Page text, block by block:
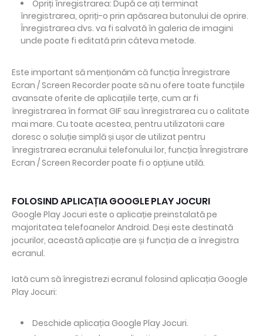
Opriți înregistrarea: După ce ați terminat
înregistrarea, opriți-o prin apăsarea butonului de oprire.
Înregistrarea dvs. va fi salvată în galeria de imagini
unde poate fi editată prin câteva metode.
Este important să menționăm că funcția Înregistrare
Ecran / Screen Recorder poate să nu ofere toate funcțiile
avansate oferite de aplicațiile terțe, cum ar fi
înregistrarea în format GIF sau înregistrarea cu o calitate
mai mare. Cu toate acestea, pentru utilizatorii care
doresc o soluție simplă și ușor de utilizat pentru
înregistrarea ecranului telefonului lor, funcția Înregistrare
Ecran / Screen Recorder poate fi o opțiune utilă.
FOLOSIND APLICAȚIA GOOGLE PLAY JOCURI
Google Play Jocuri este o aplicație preinstalată pe
majoritatea telefoanelor Android. Deși este destinată
jocurilor, această aplicație are și funcția de a înregistra
ecranul.
Iată cum să înregistrezi ecranul folosind aplicația Google
Play Jocuri:
Deschide aplicația Google Play Jocuri.